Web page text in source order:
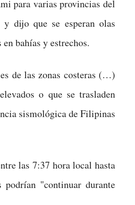
para varias provincias del
dijo que se esperan olas
bahías y estrechos.
de las zonas costeras (…)
o que se trasladen
sismológica de Filipinas
las 7:37 hora local hasta
"continuar durante